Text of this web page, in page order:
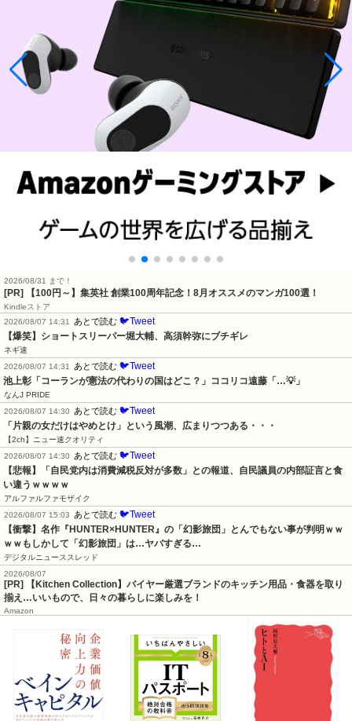
2026/08/31 まで！
[PR] 【100円～】集英社 創業100周年記念！8月オススメのマンガ100選！
Kindleストア
2026/08/07 14:31 あとで読む 🐦Tweet
【爆笑】ショートスリーパー堀大輔、高須幹弥にブチギレ
ネギ速
2026/08/07 14:31 あとで読む 🐦Tweet
池上彰「コーランが憲法の代わりの国はどこ？」ココリコ遠藤「…💡」
なんJ PRIDE
2026/08/07 14:30 あとで読む 🐦Tweet
「片親の女だけはやめとけ」という風潮、広まりつつある・・・
【2ch】ニュー速クオリティ
2026/08/07 14:30 あとで読む 🐦Tweet
【悲報】「自民党内は消費減税反対が多数」との報道、自民議員の内部証言と食
い違うｗｗｗｗ
アルファルファモザイク
2026/08/07 15:03 あとで読む 🐦Tweet
【衝撃】名作『HUNTER×HUNTER』の「幻影旅団」とんでもない事が判明ｗｗ
ｗｗもしかして「幻影旅団」は…ヤバすぎる…
デジタルニューススレッド
2026/08/07
[PR] 【Kitchen Collection】バイヤー厳選ブランドのキッチン用品・食器を取り
揃え…いいもので、日々の暮らしに楽しみを！
Amazon